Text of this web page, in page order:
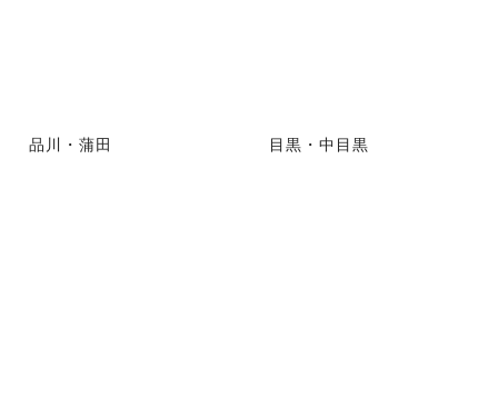
品川・蒲田 目黒・中目黒